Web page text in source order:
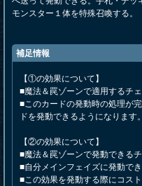
モンスター１体を特殊召喚する。
補足情報
【①の効果について】
■魔法＆罠ゾーンで適用するチ
■このカードの発動時の処理が
ドを発動できるようになります。
【②の効果について】
■魔法＆罠ゾーンで発動できる
■自分メインフェイズに発動でき
■この効果を発動する際にコス